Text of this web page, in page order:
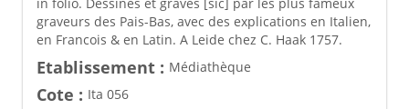
graveurs des Pais-Bas, avec des explications en Italien,
en Francois & en Latin. A Leide chez C. Haak 1757.
Etablissement : Médiathèque
Cote : Ita 056